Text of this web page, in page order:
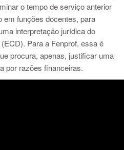
o tempo de serviço anterior
em funções docentes, para
interpretação jurídica do
Para a Fenprof, essa é
procura, apenas, justificar uma
por razões financeiras.